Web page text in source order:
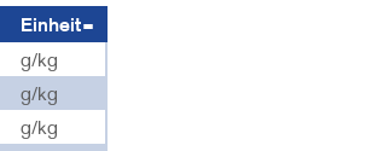
Einheit
g/kg
g/kg
g/kg